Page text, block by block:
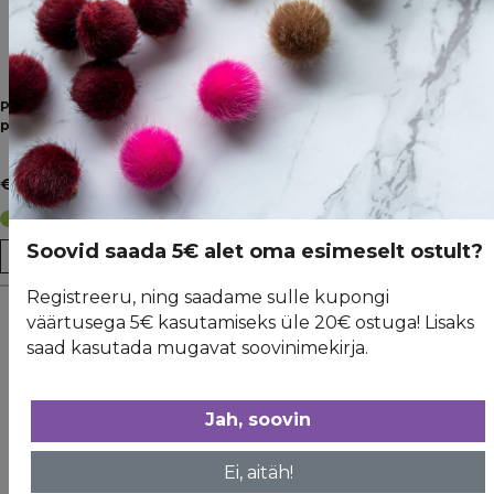
Papist toote alus, 6.5x5cm,
pruun
0,29
Algne
hind
oli:
€ 0,29.
€0,22
Current
price
is:
€ 0,22.
Laos: 50
Papist toote alus, 6.5x5cm,
€0,29
hind
oli:
Current
price
is:
Laos: 50
Soovid saada 5€ alet oma esimeselt ostult?
Registreeru, ning saadame sulle kupongi
väärtusega 5€ kasutamiseks üle 20€ ostuga! Lisaks
saad kasutada mugavat soovinimekirja.
Jah, soovin
Ei, aitäh!